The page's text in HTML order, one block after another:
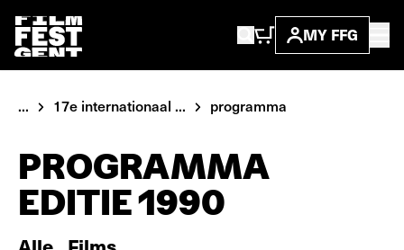
MY FFG
... 17e internationaal ... programma
PROGRAMMA
EDITIE 1990